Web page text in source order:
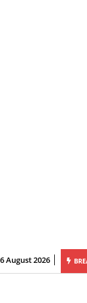
August 2026
शिक्षा को मिलेगा नया